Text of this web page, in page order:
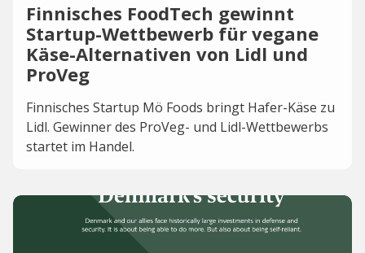
Finnisches FoodTech gewinnt
Startup-Wettbewerb für vegane
Käse-Alternativen von Lidl und
ProVeg
Finnisches Startup Mö Foods bringt Hafer-Käse zu
Lidl. Gewinner des ProVeg- und Lidl-Wettbewerbs
startet im Handel.